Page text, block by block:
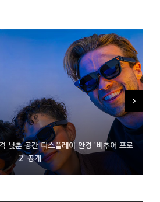
낮춘 공간 디스플레이 안경 ‘비추어 프로
2’ 공개
치 아이폰18 프로세서 패키징 대기 중
반지형 스피커 준비하는 오픈AI